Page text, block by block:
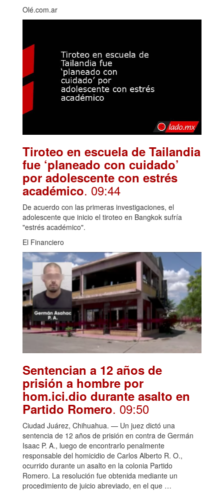
Olé.com.ar
Tiroteo en escuela de Tailandia
fue ‘planeado con cuidado’
por adolescente con estrés
académico. 09:44
De acuerdo con las primeras investigaciones, el
adolescente que inicio el tiroteo en Bangkok sufría
"estrés académico".
El Financiero
Sentencian a 12 años de
prisión a hombre por
hom.ici.dio durante asalto en
Partido Romero. 09:50
Ciudad Juárez, Chihuahua. — Un juez dictó una
sentencia de 12 años de prisión en contra de Germán
Isaac P. A., luego de encontrarlo penalmente
responsable del homicidio de Carlos Alberto R. O.,
ocurrido durante un asalto en la colonia Partido
Romero. La resolución fue obtenida mediante un
procedimiento de juicio abreviado, en el que …